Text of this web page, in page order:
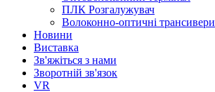
ПЛК Розгалужувач
Волоконно-оптичні трансивери
Новини
Виставка
Зв'яжіться з нами
Зворотній зв'язок
VR